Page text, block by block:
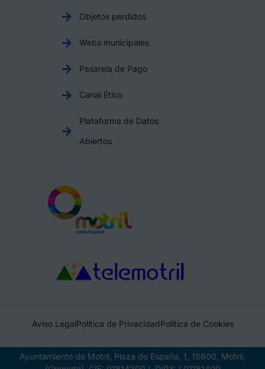
Objetos perdidos
Webs municipales
Pasarela de Pago
Canal Ético
Plataforma de Datos
Abiertos
Aviso LegalPolítica de PrivacidadPolítica de Cookies
Ayuntamiento de Motril, Plaza de España, 1, 18600, Motril,